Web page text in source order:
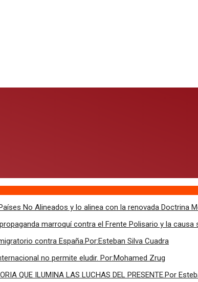
No Alineados y lo alinea con la renovada Doctrina
marroquí contra el Frente Polisario y la causa
contra España.Por:Esteban Silva Cuadra
no permite eludir. Por:Mohamed Zrug
QUE ILUMINA LAS LUCHAS DEL PRESENTE.Por